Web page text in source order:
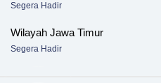
Segera Hadir
Wilayah Jawa Timur
Segera Hadir